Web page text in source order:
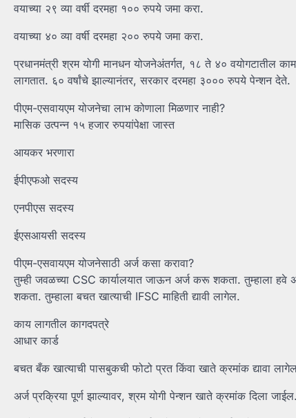
वयाच्या २९ व्या वर्षी दरमहा १०० रुपये जमा करा.
वयाच्या ४० व्या वर्षी दरमहा २०० रुपये जमा करा.
प्रधानमंत्री श्रम योगी मानधन योजनेअंतर्गत, १८ ते ४० वयोगटातील
लागतात. ६० वर्षांचे झाल्यानंतर, सरकार दरमहा ३००० रुपये पेन्शन देते.
पीएम-एसवायएम योजनेचा लाभ कोणाला मिळणार नाही?
मासिक उत्पन्न १५ हजार रुपयांपेक्षा जास्त
आयकर भरणारा
ईपीएफओ सदस्य
एनपीएस सदस्य
ईएसआयसी सदस्य
पीएम-एसवायएम योजनेसाठी अर्ज कसा करावा?
तुम्ही जवळच्या CSC कार्यालयात जाऊन अर्ज करू शकता. तुम्हाला
शकता. तुम्हाला बचत खात्याची IFSC माहिती द्यावी लागेल.
काय लागतील कागदपत्रे
आधार कार्ड
बचत बँक खात्याची पासबुकची फोटो प्रत किंवा खाते क्रमांक द्यावा
अर्ज प्रक्रिया पूर्ण झाल्यावर, श्रम योगी पेन्शन खाते क्रमांक दिला जाईल.